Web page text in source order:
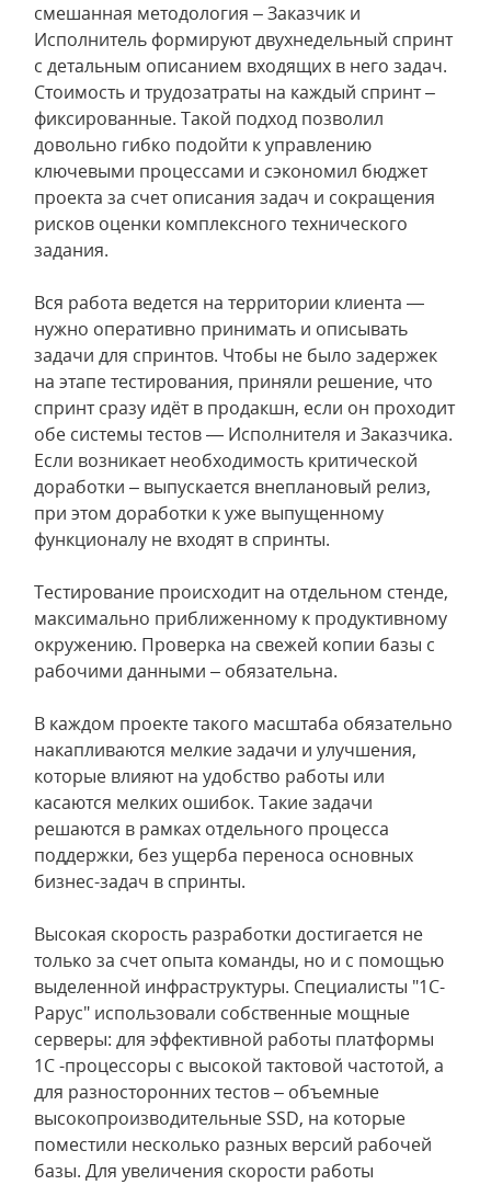
смешанная методология – Заказчик и
Исполнитель формируют двухнедельный спринт
с детальным описанием входящих в него задач.
Стоимость и трудозатраты на каждый спринт –
фиксированные. Такой подход позволил
довольно гибко подойти к управлению
ключевыми процессами и сэкономил бюджет
проекта за счет описания задач и сокращения
рисков оценки комплексного технического
задания.
Вся работа ведется на территории клиента —
нужно оперативно принимать и описывать
задачи для спринтов. Чтобы не было задержек
на этапе тестирования, приняли решение, что
спринт сразу идёт в продакшн, если он проходит
обе системы тестов — Исполнителя и Заказчика.
Если возникает необходимость критической
доработки – выпускается внеплановый релиз,
при этом доработки к уже выпущенному
функционалу не входят в спринты.
Тестирование происходит на отдельном стенде,
максимально приближенному к продуктивному
окружению. Проверка на свежей копии базы с
рабочими данными – обязательна.
В каждом проекте такого масштаба обязательно
накапливаются мелкие задачи и улучшения,
которые влияют на удобство работы или
касаются мелких ошибок. Такие задачи
решаются в рамках отдельного процесса
поддержки, без ущерба переноса основных
бизнес-задач в спринты.
Высокая скорость разработки достигается не
только за счет опыта команды, но и с помощью
выделенной инфраструктуры. Специалисты "1С-
Рарус" использовали собственные мощные
серверы: для эффективной работы платформы
1С -процессоры с высокой тактовой частотой, а
для разносторонних тестов – объемные
высокопроизводительные SSD, на которые
поместили несколько разных версий рабочей
базы. Для увеличения скорости работы